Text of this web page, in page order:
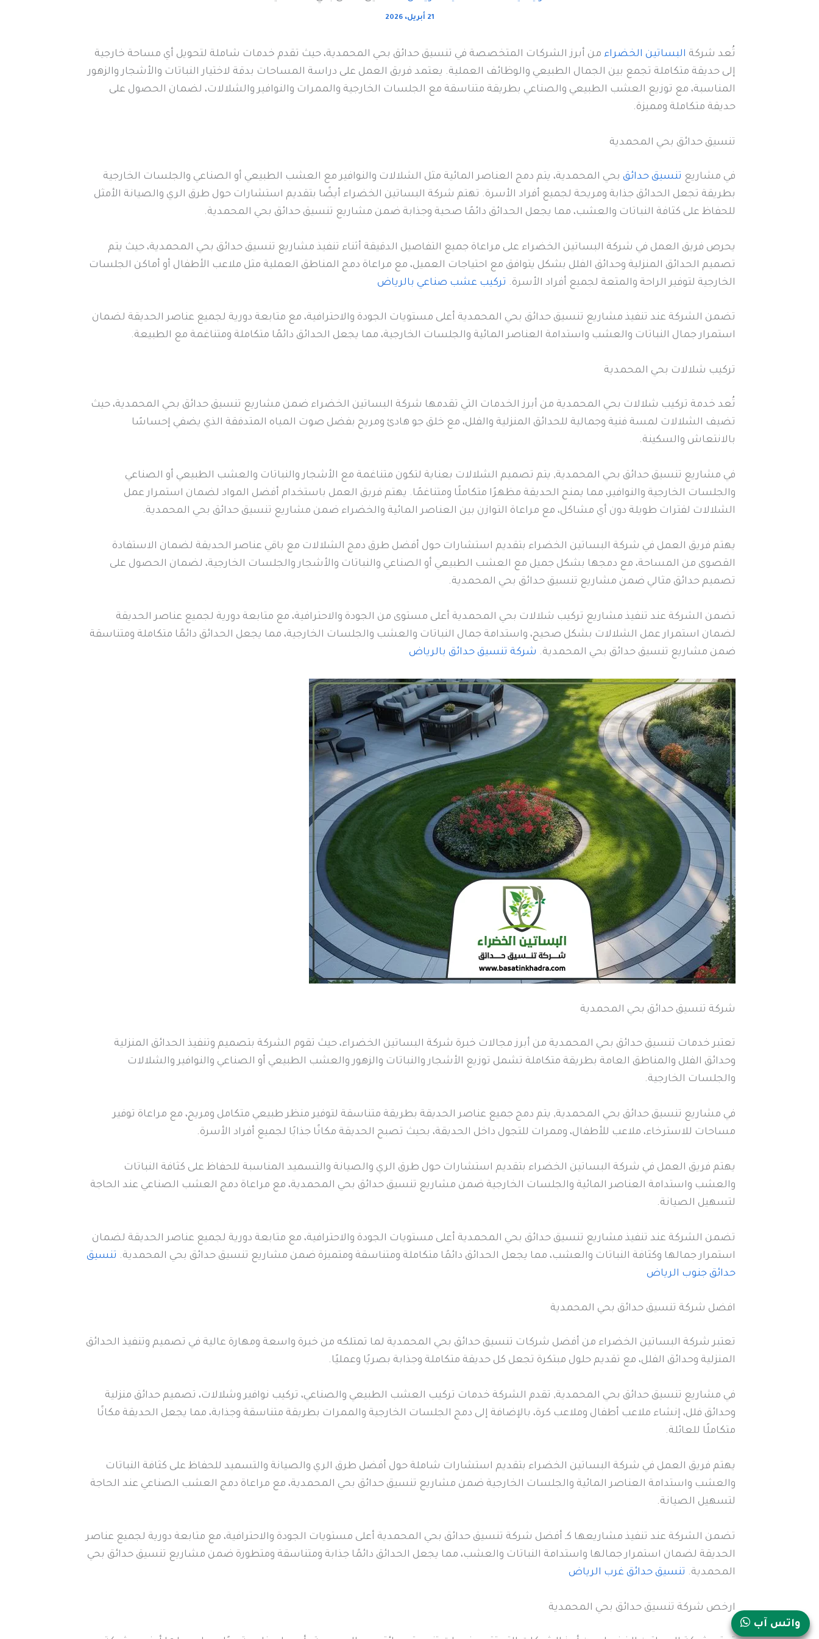
21 أبريل، 2026
تُعد شركة البساتين الخضراء من أبرز الشركات المتخصصة في تنسيق حدائق بحي المحمدية، حيث تقدم خدمات شاملة لتحويل أي مساحة خارجية
إلى حديقة متكاملة تجمع بين الجمال الطبيعي والوظائف العملية. يعتمد فريق العمل على دراسة المساحات بدقة لاختيار النباتات والأشجار والزهور
المناسبة، مع توزيع العشب الطبيعي والصناعي بطريقة متناسقة مع الجلسات الخارجية والممرات والنوافير والشلالات، لضمان الحصول على
حديقة متكاملة ومميزة.
تنسيق حدائق بحي المحمدية
في مشاريع تنسيق حدائق بحي المحمدية، يتم دمج العناصر المائية مثل الشلالات والنوافير مع العشب الطبيعي أو الصناعي والجلسات الخارجية
بطريقة تجعل الحدائق جذابة ومريحة لجميع أفراد الأسرة. تهتم شركة البساتين الخضراء أيضًا بتقديم استشارات حول طرق الري والصيانة الأمثل
للحفاظ على كثافة النباتات والعشب، مما يجعل الحدائق دائمًا صحية وجذابة ضمن مشاريع تنسيق حدائق بحي المحمدية.
يحرص فريق العمل في شركة البساتين الخضراء على مراعاة جميع التفاصيل الدقيقة أثناء تنفيذ مشاريع تنسيق حدائق بحي المحمدية، حيث يتم
تصميم الحدائق المنزلية وحدائق الفلل بشكل يتوافق مع احتياجات العميل، مع مراعاة دمج المناطق العملية مثل ملاعب الأطفال أو أماكن الجلسات
الخارجية لتوفير الراحة والمتعة لجميع أفراد الأسرة. تركيب عشب صناعي بالرياض
تضمن الشركة عند تنفيذ مشاريع تنسيق حدائق بحي المحمدية أعلى مستويات الجودة والاحترافية، مع متابعة دورية لجميع عناصر الحديقة لضمان
استمرار جمال النباتات والعشب واستدامة العناصر المائية والجلسات الخارجية، مما يجعل الحدائق دائمًا متكاملة ومتناغمة مع الطبيعة.
تركيب شلالات بحي المحمدية
تُعد خدمة تركيب شلالات بحي المحمدية من أبرز الخدمات التي تقدمها شركة البساتين الخضراء ضمن مشاريع تنسيق حدائق بحي المحمدية، حيث
تضيف الشلالات لمسة فنية وجمالية للحدائق المنزلية والفلل، مع خلق جو هادئ ومريح بفضل صوت المياه المتدفقة الذي يضفي إحساسًا
بالانتعاش والسكينة.
في مشاريع تنسيق حدائق بحي المحمدية, يتم تصميم الشلالات بعناية لتكون متناغمة مع الأشجار والنباتات والعشب الطبيعي أو الصناعي
والجلسات الخارجية والنوافير، مما يمنح الحديقة مظهرًا متكاملًا ومتناغمًا. يهتم فريق العمل باستخدام أفضل المواد لضمان استمرار عمل
الشلالات لفترات طويلة دون أي مشاكل، مع مراعاة التوازن بين العناصر المائية والخضراء ضمن مشاريع تنسيق حدائق بحي المحمدية.
يهتم فريق العمل في شركة البساتين الخضراء بتقديم استشارات حول أفضل طرق دمج الشلالات مع باقي عناصر الحديقة لضمان الاستفادة
القصوى من المساحة، مع دمجها بشكل جميل مع العشب الطبيعي أو الصناعي والنباتات والأشجار والجلسات الخارجية، لضمان الحصول على
تصميم حدائق مثالي ضمن مشاريع تنسيق حدائق بحي المحمدية.
تضمن الشركة عند تنفيذ مشاريع تركيب شلالات بحي المحمدية أعلى مستوى من الجودة والاحترافية، مع متابعة دورية لجميع عناصر الحديقة
لضمان استمرار عمل الشلالات بشكل صحيح، واستدامة جمال النباتات والعشب والجلسات الخارجية، مما يجعل الحدائق دائمًا متكاملة ومتناسقة
ضمن مشاريع تنسيق حدائق بحي المحمدية. شركة تنسيق حدائق بالرياض
شركة تنسيق حدائق بحي المحمدية
تعتبر خدمات تنسيق حدائق بحي المحمدية من أبرز مجالات خبرة شركة البساتين الخضراء، حيث تقوم الشركة بتصميم وتنفيذ الحدائق المنزلية
وحدائق الفلل والمناطق العامة بطريقة متكاملة تشمل توزيع الأشجار والنباتات والزهور والعشب الطبيعي أو الصناعي والنوافير والشلالات
والجلسات الخارجية.
في مشاريع تنسيق حدائق بحي المحمدية, يتم دمج جميع عناصر الحديقة بطريقة متناسقة لتوفير منظر طبيعي متكامل ومريح، مع مراعاة توفير
مساحات للاسترخاء، ملاعب للأطفال، وممرات للتجول داخل الحديقة، بحيث تصبح الحديقة مكانًا جذابًا لجميع أفراد الأسرة.
يهتم فريق العمل في شركة البساتين الخضراء بتقديم استشارات حول طرق الري والصيانة والتسميد المناسبة للحفاظ على كثافة النباتات
والعشب واستدامة العناصر المائية والجلسات الخارجية ضمن مشاريع تنسيق حدائق بحي المحمدية، مع مراعاة دمج العشب الصناعي عند الحاجة
لتسهيل الصيانة.
تضمن الشركة عند تنفيذ مشاريع تنسيق حدائق بحي المحمدية أعلى مستويات الجودة والاحترافية، مع متابعة دورية لجميع عناصر الحديقة لضمان
استمرار جمالها وكثافة النباتات والعشب، مما يجعل الحدائق دائمًا متكاملة ومتناسقة ومتميزة ضمن مشاريع تنسيق حدائق بحي المحمدية. تنسيق
حدائق جنوب الرياض
افضل شركة تنسيق حدائق بحي المحمدية
تعتبر شركة البساتين الخضراء من أفضل شركات تنسيق حدائق بحي المحمدية لما تمتلكه من خبرة واسعة ومهارة عالية في تصميم وتنفيذ الحدائق
المنزلية وحدائق الفلل، مع تقديم حلول مبتكرة تجعل كل حديقة متكاملة وجذابة بصريًا وعمليًا.
في مشاريع تنسيق حدائق بحي المحمدية, تقدم الشركة خدمات تركيب العشب الطبيعي والصناعي، تركيب نوافير وشلالات، تصميم حدائق منزلية
وحدائق فلل، إنشاء ملاعب أطفال وملاعب كرة، بالإضافة إلى دمج الجلسات الخارجية والممرات بطريقة متناسقة وجذابة، مما يجعل الحديقة مكانًا
متكاملًا للعائلة.
يهتم فريق العمل في شركة البساتين الخضراء بتقديم استشارات شاملة حول أفضل طرق الري والصيانة والتسميد للحفاظ على كثافة النباتات
والعشب واستدامة العناصر المائية والجلسات الخارجية ضمن مشاريع تنسيق حدائق بحي المحمدية، مع مراعاة دمج العشب الصناعي عند الحاجة
لتسهيل الصيانة.
تضمن الشركة عند تنفيذ مشاريعها كـ أفضل شركة تنسيق حدائق بحي المحمدية أعلى مستويات الجودة والاحترافية، مع متابعة دورية لجميع عناصر
الحديقة لضمان استمرار جمالها واستدامة النباتات والعشب، مما يجعل الحدائق دائمًا جذابة ومتناسقة ومتطورة ضمن مشاريع تنسيق حدائق بحي
المحمدية. تنسيق حدائق غرب الرياض
ارخص شركة تنسيق حدائق بحي المحمدية
واتس آب